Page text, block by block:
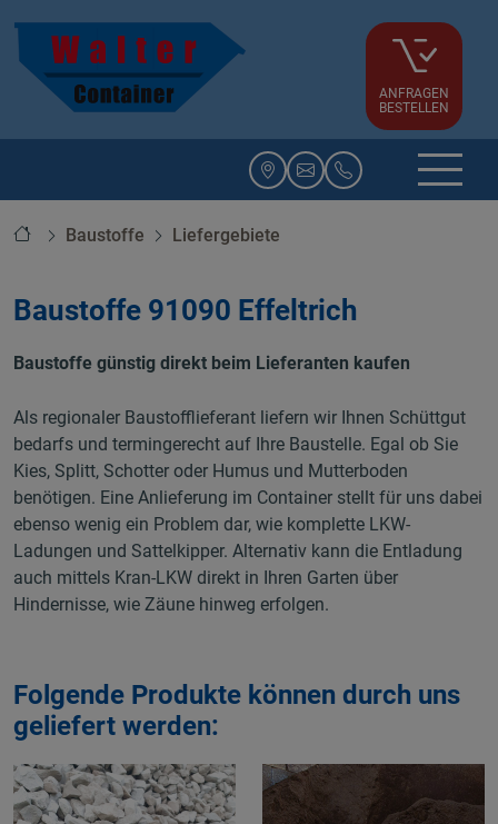
ANFRAGEN
BESTELLEN
StartseiteBaustoffe Liefergebiete
Baustoffe 91090 Effeltrich
Baustoffe günstig direkt beim Lieferanten kaufen
Als regionaler Baustofflieferant liefern wir Ihnen Schüttgut
bedarfs und termingerecht auf Ihre Baustelle. Egal ob Sie
Kies, Splitt, Schotter oder Humus und Mutterboden
benötigen. Eine Anlieferung im Container stellt für uns dabei
ebenso wenig ein Problem dar, wie komplette LKW-
Ladungen und Sattelkipper. Alternativ kann die Entladung
auch mittels Kran-LKW direkt in Ihren Garten über
Hindernisse, wie Zäune hinweg erfolgen.
Folgende Produkte können durch uns
geliefert werden: